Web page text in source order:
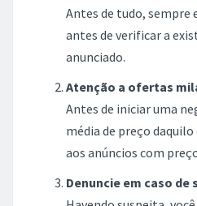
Antes de tudo, sempre
antes de verificar a
anunciado.
Atenção a ofertas
Antes de iniciar uma
média de preço
aos anúncios com
Denuncie em caso de